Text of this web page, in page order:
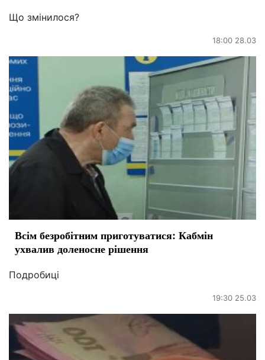
Що змінилося?
18:00 28.03
Всім безробітним приготуватися: Кабмін
ухвалив доленосне рішення
Подробиці
19:30 25.03